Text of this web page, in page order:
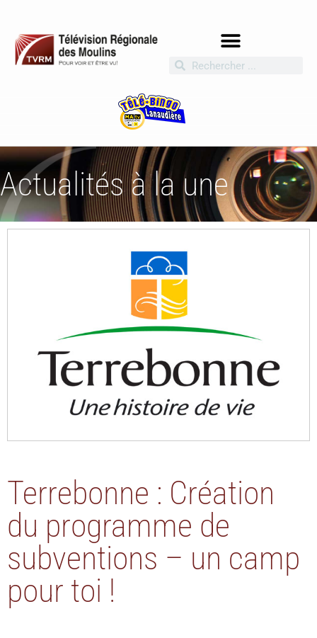
Actualités à la une
Terrebonne : Création
du programme de
subventions – un camp
pour toi !